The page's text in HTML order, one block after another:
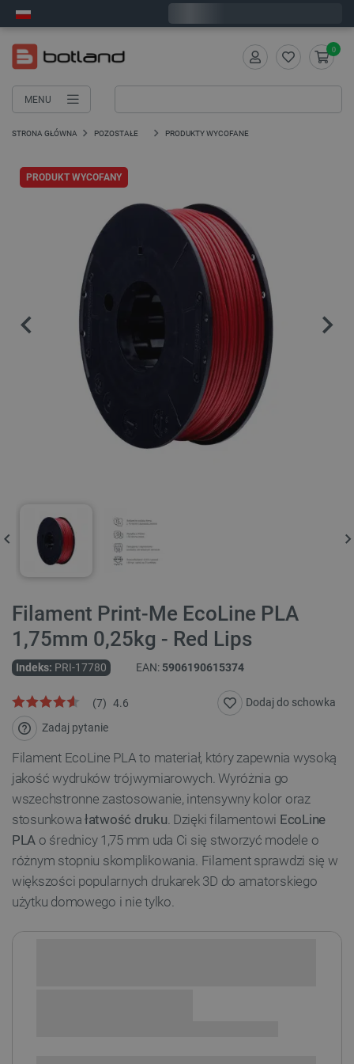
MENU
0
STRONA GŁÓWNA POZOSTAŁE PRODUKTY WYCOFANE
PRODUKT WYCOFANY
Filament Print-Me EcoLine PLA
1,75mm 0,25kg - Red Lips
Indeks: PRI-17780 EAN: 5906190615374
4.6
(7)
Zadaj pytanie
Dodaj do schowka
Filament EcoLine PLA to materiał, który zapewnia wysoką
jakość wydruków trójwymiarowych. Wyróżnia go
wszechstronne zastosowanie, intensywny kolor oraz
stosunkowałatwość druku. Dzięki filamentowi EcoLine
PLA o średnicy 1,75 mm uda Ci się stworzyć modele o
różnym stopniu skomplikowania. Filament sprawdzi się w
większości popularnych drukarek 3D do amatorskiego
użytku domowego i nie tylko.